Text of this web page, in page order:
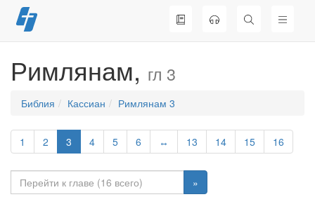
Перейти
к
Римлянам, гл 3
Библия Кассиан Римлянам 3
1 2 3 4 5 6 ↔ 13 14 15 16
»